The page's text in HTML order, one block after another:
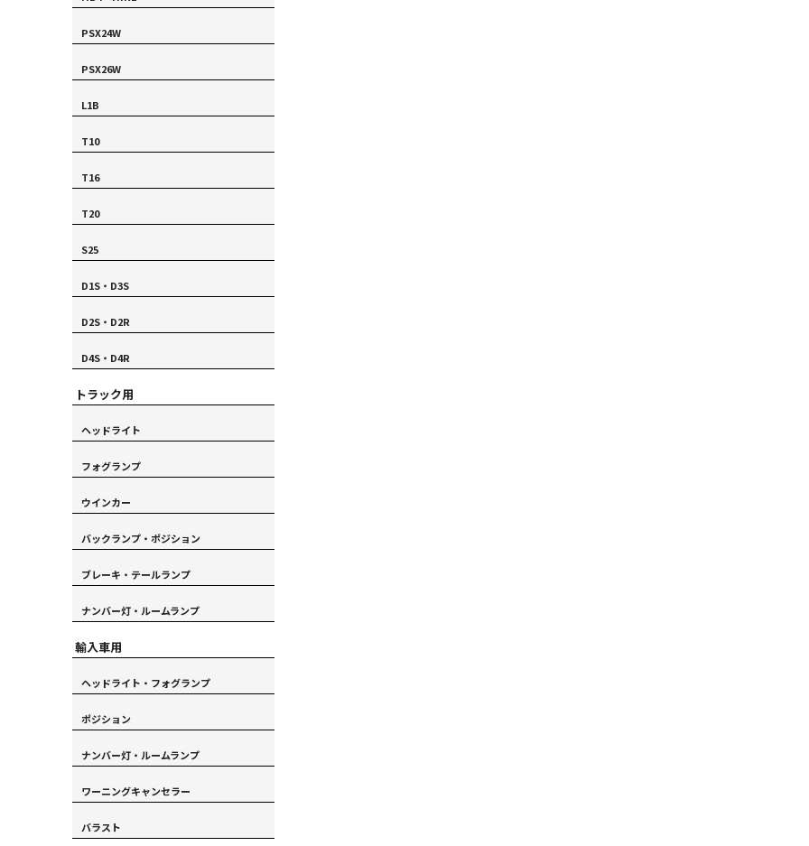
PSX24W
PSX26W
L1B
T10
T16
T20
S25
D1S・D3S
D2S・D2R
D4S・D4R
トラック用
ヘッドライト
フォグランプ
ウインカー
バックランプ・ポジション
ブレーキ・テールランプ
ナンバー灯・ルームランプ
輸入車用
ヘッドライト・フォグランプ
ポジション
ナンバー灯・ルームランプ
ワーニングキャンセラー
バラスト